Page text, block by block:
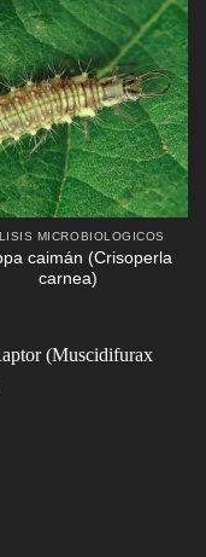
MICROBIOLOGICOS
caimán (Crisoperla
carnea)